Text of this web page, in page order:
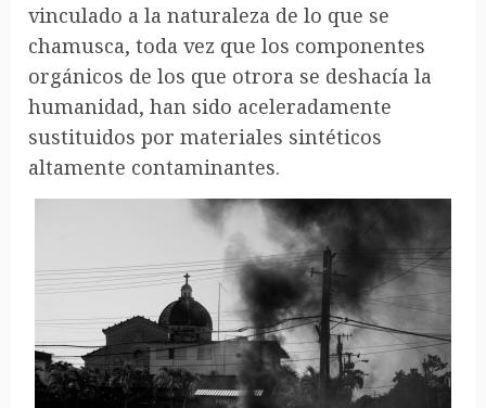
vinculado a la naturaleza de lo que se
chamusca, toda vez que los componentes
orgánicos de los que otrora se deshacía la
humanidad, han sido aceleradamente
sustituidos por materiales sintéticos
altamente contaminantes.